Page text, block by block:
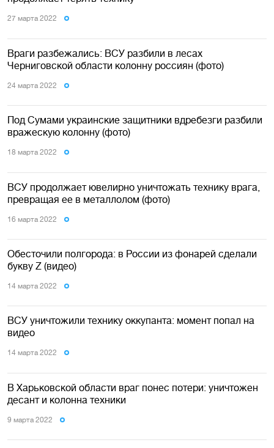
27 марта 2022
Враги разбежались: ВСУ разбили в лесах
Черниговской области колонну россиян (фото)
24 марта 2022
Под Сумами украинские защитники вдребезги разбили
вражескую колонну (фото)
18 марта 2022
ВСУ продолжает ювелирно уничтожать технику врага,
превращая ее в металлолом (фото)
16 марта 2022
Обесточили полгорода: в России из фонарей сделали
букву Z (видео)
14 марта 2022
ВСУ уничтожили технику оккупанта: момент попал на
видео
14 марта 2022
В Харьковской области враг понес потери: уничтожен
десант и колонна техники
9 марта 2022